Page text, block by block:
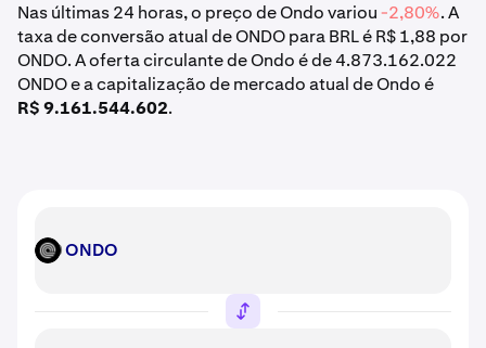
Nas últimas 24 horas, o preço de Ondo variou-2,80%. A
taxa de conversão atual de ONDO para BRL é R$ 1,88 por
ONDO. A oferta circulante de Ondo é de 4.873.162.022
ONDO e a capitalização de mercado atual de Ondo é
R$ 9.161.544.602.
ONDO ONDO